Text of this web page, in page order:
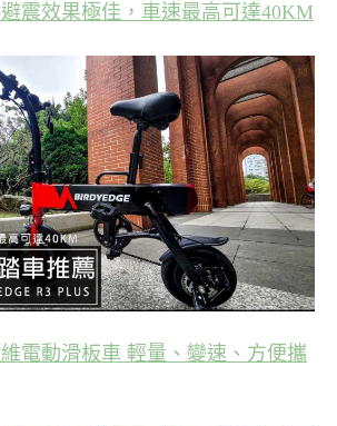
震效果極佳，車速最高可達40KM
電動滑板車 輕量、變速、方便攜